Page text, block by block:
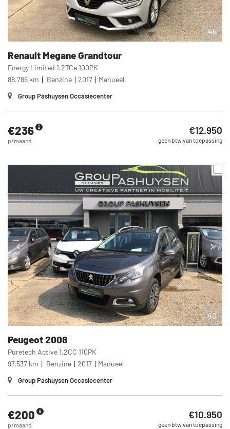
46
Renault Megane Grandtour
Energy Limited 1.2TCe 100PK
88.786 km
Benzine 2017 Manueel
Group Pashuysen Occasiecenter
€236
p/maand
€12.950
geen btw van toepassing
40
Peugeot2008
Puretech Active 1.2CC 110PK
97.537 km
Benzine 2017 Manueel
Group Pashuysen Occasiecenter
€200
p/maand
€10.950
geen btw van toepassing